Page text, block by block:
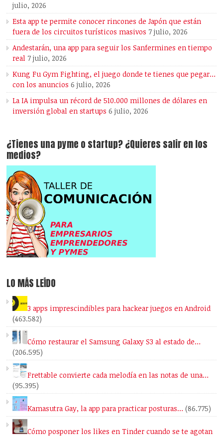
julio, 2026
Esta app te permite conocer rincones de Japón que están
fuera de los circuitos turísticos masivos 7 julio, 2026
Andestarán, una app para seguir los Sanfermines en tiempo
real 7 julio, 2026
Kung Fu Gym Fighting, el juego donde te tienes que pegar…
con los anuncios 6 julio, 2026
La IA impulsa un récord de 510.000 millones de dólares en
inversión global en startups 6 julio, 2026
¿Tienes una pyme o startup? ¿Quieres salir en los
medios?
LO MÁS LEÍDO
3 apps imprescindibles para hackear juegos en Android
(463.582)
Cómo restaurar el Samsung Galaxy S3 al estado de…
(206.595)
Frettable convierte cada melodía en las notas de una…
(95.395)
Kamasutra Gay, la app para practicar posturas… (86.775)
Cómo posponer los likes en Tinder cuando se te agotan